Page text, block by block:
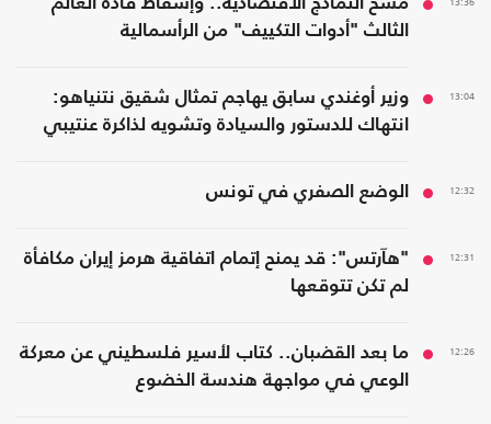
الثالث "أدوات التكييف" من الرأسمالية
13:04
وزير أوغندي سابق يهاجم تمثال شقيق نتنياهو:
انتهاك للدستور والسيادة وتشويه لذاكرة عنتيبي
12:32 الوضع الصفري في تونس
12:31
"هآرتس": قد يمنح إتمام اتفاقية هرمز إيران مكافأة
لم تكن تتوقعها
12:26
ما بعد القضبان.. كتاب لأسير فلسطيني عن معركة
الوعي في مواجهة هندسة الخضوع